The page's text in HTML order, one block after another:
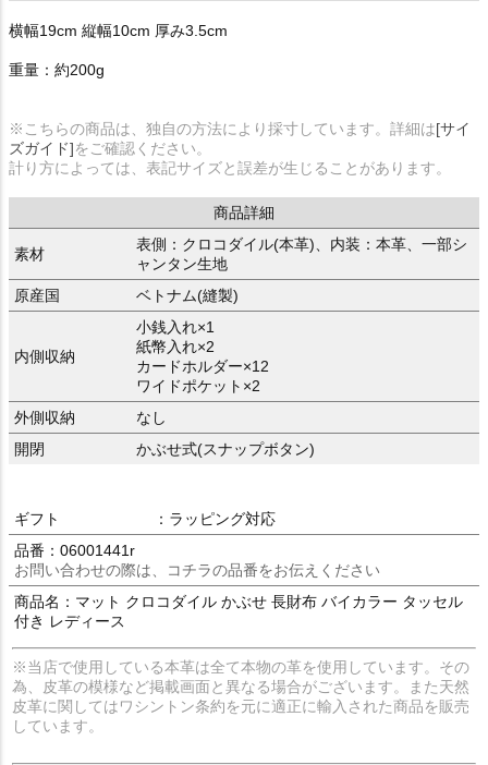
横幅19cm 縦幅10cm 厚み3.5cm
重量：約200g
※こちらの商品は、独自の方法により採寸しています。詳細は[サイ
ズガイド]をご確認ください。
計り方によっては、表記サイズと誤差が生じることがあります。
商品詳細
素材
表側：クロコダイル(本革)、内装：本革、一部シ
ャンタン生地
原産国
ベトナム(縫製)
内側収納
小銭入れ×1
紙幣入れ×2
カードホルダー×12
ワイドポケット×2
外側収納
なし
開閉
かぶせ式(スナップボタン)
ギフト
：ラッピング対応
品番：06001441r
お問い合わせの際は、コチラの品番をお伝えください
商品名：マット クロコダイル かぶせ 長財布 バイカラー タッセル
付き レディース
※当店で使用している本革は全て本物の革を使用しています。その
為、皮革の模様など掲載画面と異なる場合がございます。また天然
皮革に関してはワシントン条約を元に適正に輸入された商品を販売
しています。